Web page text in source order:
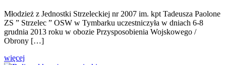
Młodzież z Jednostki Strzeleckiej nr 2007 im. kpt Tadeusza Paolone
ZS ” Strzelec ” OSW w Tymbarku uczestniczyła w dniach 6-8
grudnia 2013 roku w obozie Przysposobienia Wojskowego /
Obrony […]
więcej